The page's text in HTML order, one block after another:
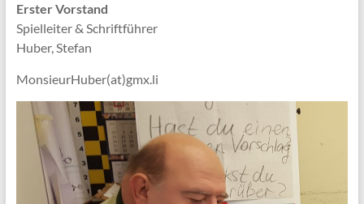
Erster Vorstand
Spielleiter & Schriftführer
Huber, Stefan
MonsieurHuber(at)gmx.li